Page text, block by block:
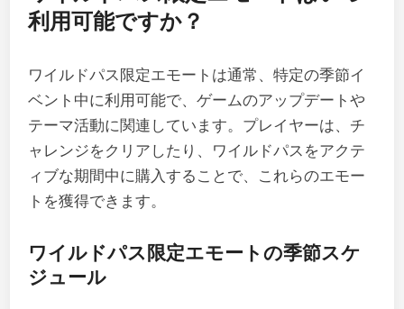
利用可能ですか？
ワイルドパス限定エモートは通常、特定の季節イ
ベント中に利用可能で、ゲームのアップデートや
テーマ活動に関連しています。プレイヤーは、チ
ャレンジをクリアしたり、ワイルドパスをアクテ
ィブな期間中に購入することで、これらのエモー
トを獲得できます。
ワイルドパス限定エモートの季節スケ
ジュール